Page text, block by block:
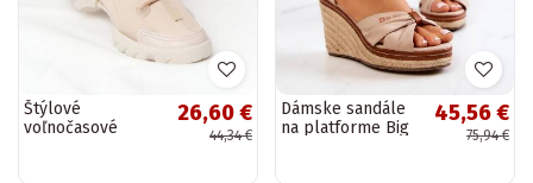
Štýlové
voľnočasové
26,60 €
44,34 €
Dámske sandále
na platforme Big
45,56 €
75,94 €